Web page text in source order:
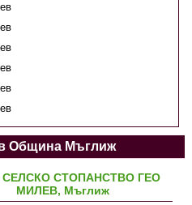
Община Мъглиж
СЕЛСКО СТОПАНСТВО ГЕО
МИЛЕВ, Мъглиж